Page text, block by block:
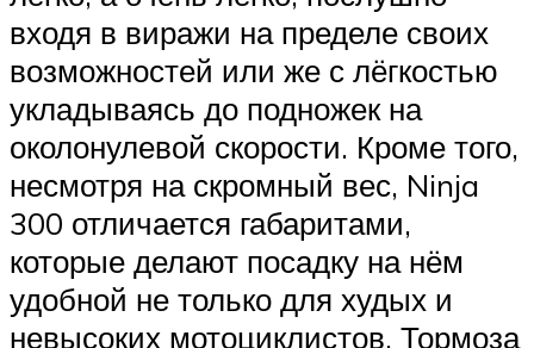
входя в виражи на пределе своих
возможностей или же с лёгкостью
укладываясь до подножек на
околонулевой скорости. Кроме того,
несмотря на скромный вес, Ninja
300 отличается габаритами,
которые делают посадку на нём
удобной не только для худых и
невысоких мотоциклистов. Тормоза